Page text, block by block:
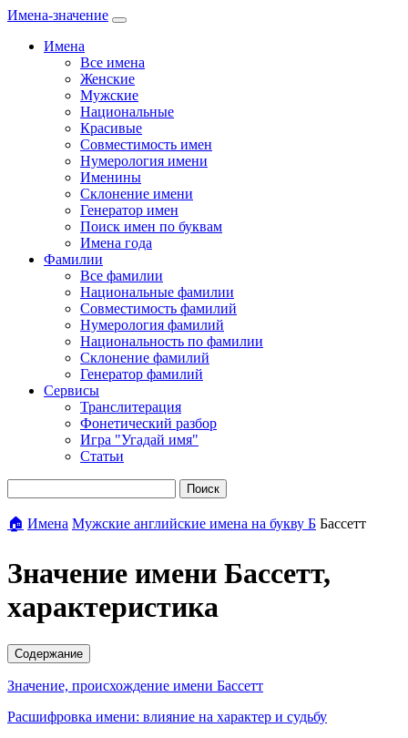
Имена-значение
Имена
Все имена
Женские
Мужские
Национальные
Красивые
Совместимость имен
Нумерология имени
Именины
Склонение имени
Генератор имен
Поиск имен по буквам
Имена года
Фамилии
Все фамилии
Национальные фамилии
Совместимость фамилий
Нумерология фамилий
Национальность по фамилии
Склонение фамилий
Генератор фамилий
Сервисы
Транслитерация
Фонетический разбор
Игра "Угадай имя"
Статьи
Поиск
🏠 Имена Мужские английские имена на букву Б Бассетт
Значение имени Бассетт,
характеристика
Содержание
Значение, происхождение имени Бассетт
Расшифровка имени: влияние на характер и судьбу